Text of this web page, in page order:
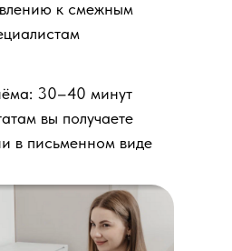
30–40 минут
вы получаете
в письменном виде
к смежным